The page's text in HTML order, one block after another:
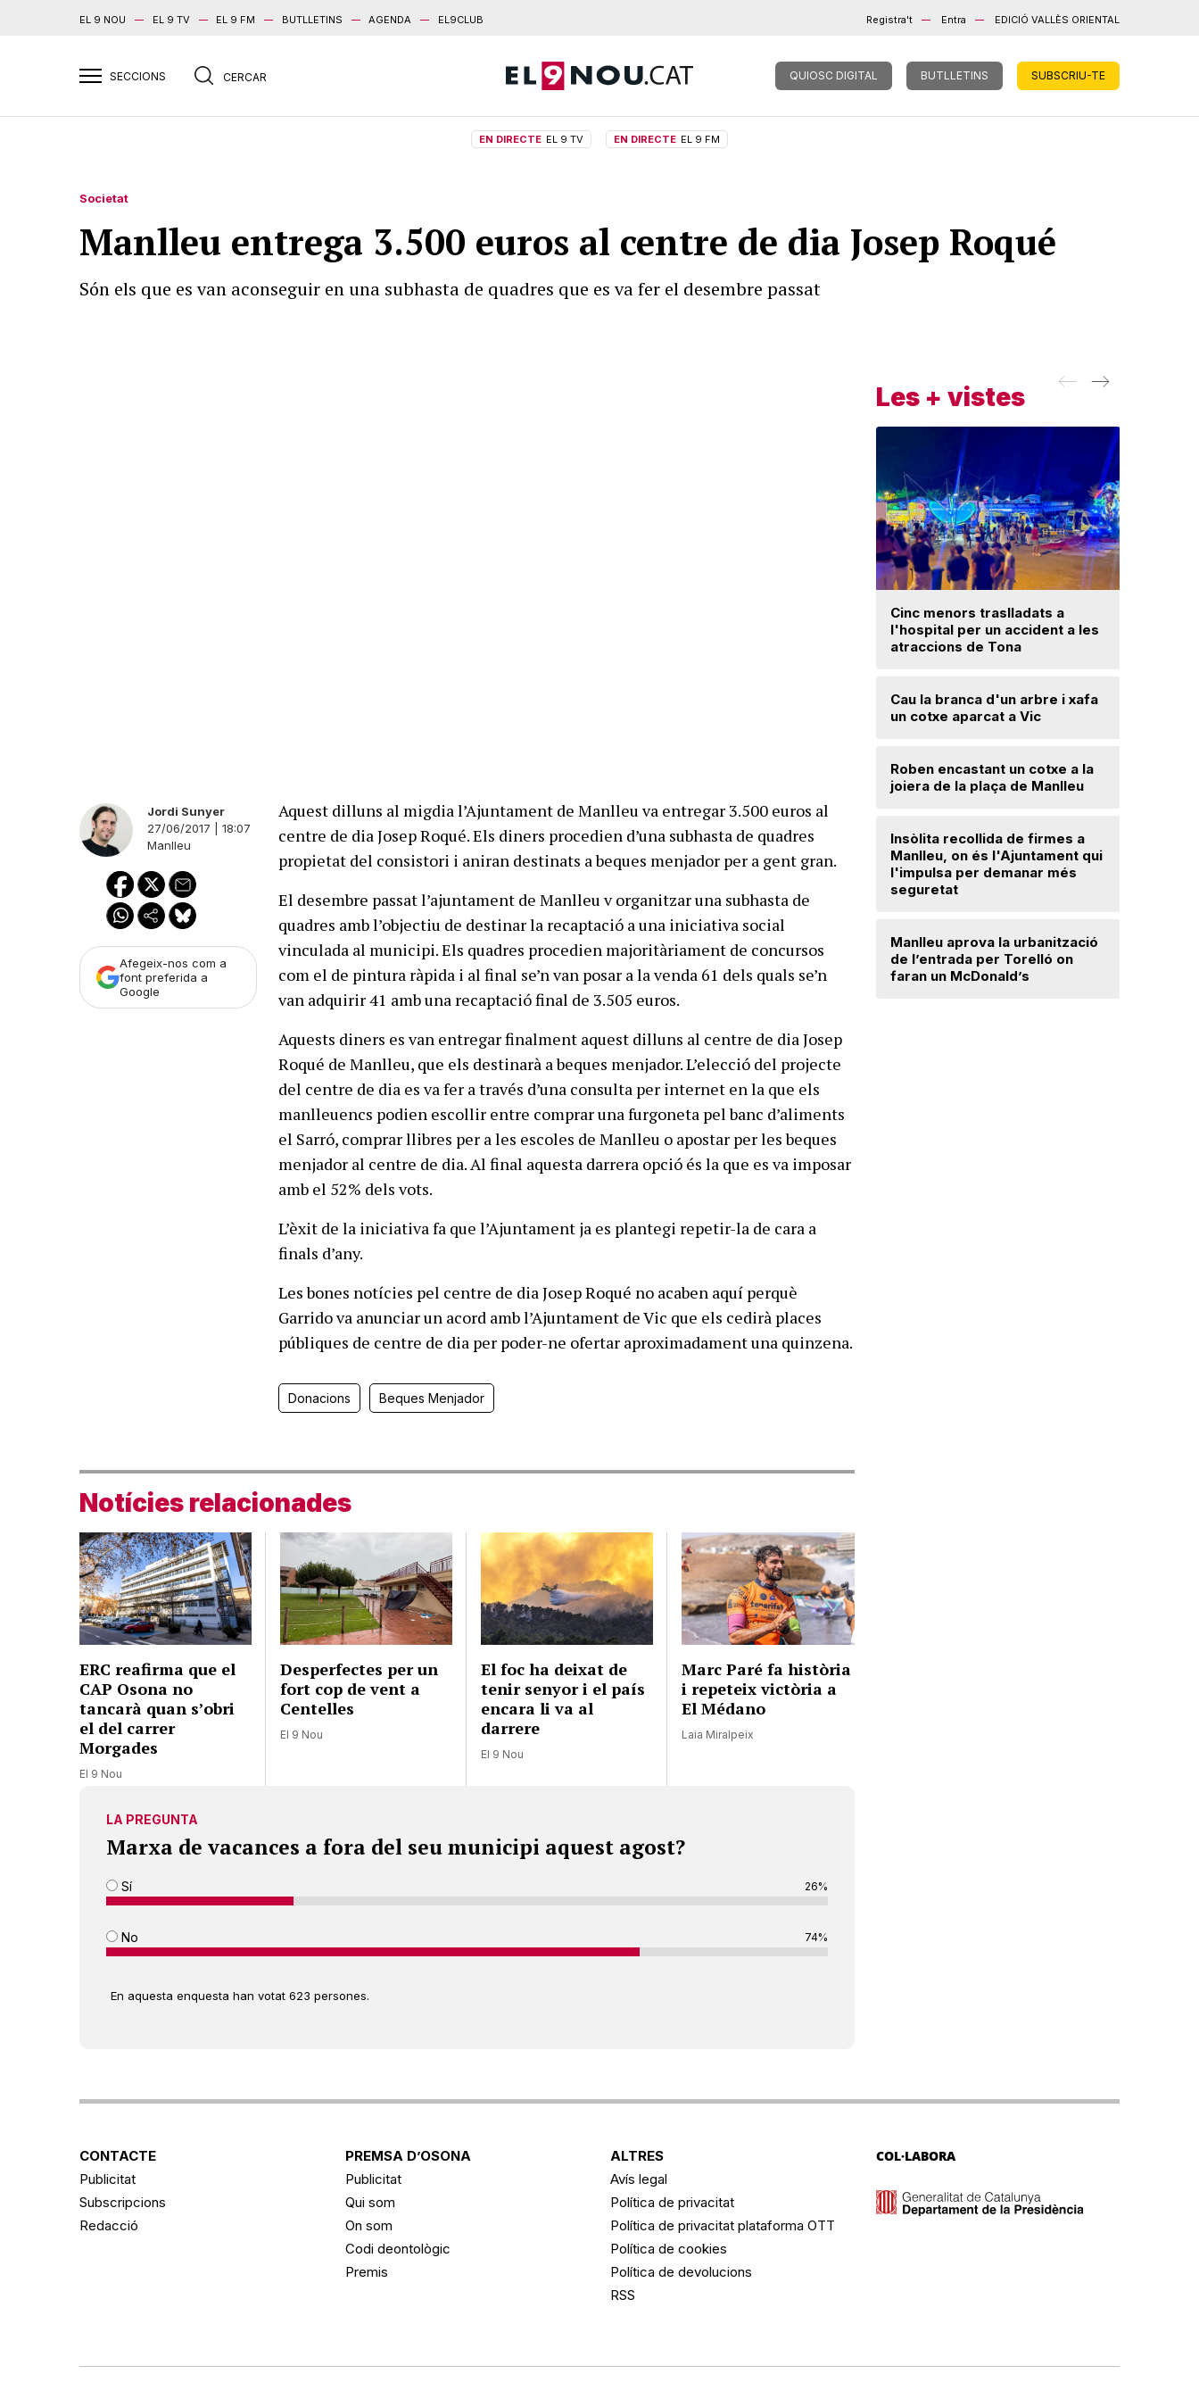
EL 9 NOU EL 9 TV EL 9 FM BUTLLETINS AGENDA EL9CLUB Registra't Entra EDICIÓ VALLÈS ORIENTAL
QUIOSC DIGITAL BUTLLETINS SUBSCRIU-TE
EN DIRECTE EL 9 TV EN DIRECTE EL 9 FM
Societat
Manlleu entrega 3.500 euros al centre de dia Josep Roqué
Són els que es van aconseguir en una subhasta de quadres que es va fer el desembre passat
Jordi Sunyer
27/06/2017 | 18:07
Manlleu
Afegeix-nos com a
font preferida a
Google
Aquest dilluns al migdia l’Ajuntament de Manlleu va entregar 3.500 euros al
centre de dia Josep Roqué. Els diners procedien d’una subhasta de quadres
propietat del consistori i aniran destinats a beques menjador per a gent gran.
El desembre passat l’ajuntament de Manlleu v organitzar una subhasta de
quadres amb l’objectiu de destinar la recaptació a una iniciativa social
vinculada al municipi. Els quadres procedien majoritàriament de concursos
com el de pintura ràpida i al final se’n van posar a la venda 61 dels quals se’n
van adquirir 41 amb una recaptació final de 3.505 euros.
Aquests diners es van entregar finalment aquest dilluns al centre de dia Josep
Roqué de Manlleu, que els destinarà a beques menjador. L’elecció del projecte
del centre de dia es va fer a través d’una consulta per internet en la que els
manlleuencs podien escollir entre comprar una furgoneta pel banc d’aliments
el Sarró, comprar llibres per a les escoles de Manlleu o apostar per les beques
menjador al centre de dia. Al final aquesta darrera opció és la que es va imposar
amb el 52% dels vots.
L’èxit de la iniciativa fa que l’Ajuntament ja es plantegi repetir-la de cara a
finals d’any.
Les bones notícies pel centre de dia Josep Roqué no acaben aquí perquè
Garrido va anunciar un acord amb l’Ajuntament de Vic que els cedirà places
públiques de centre de dia per poder-ne ofertar aproximadament una quinzena.
Donacions Beques Menjador
Notícies relacionades
ERC reafirma que el
CAP Osona no
tancarà quan s’obri
el del carrer
Morgades
El 9 Nou
Desperfectes per un
fort cop de vent a
Centelles
El 9 Nou
El foc ha deixat de
tenir senyor i el país
encara li va al
darrere
El 9 Nou
Marc Paré fa història
i repeteix victòria a
El Médano
Laia Miralpeix
LA PREGUNTA
Marxa de vacances a fora del seu municipi aquest agost?
Sí 26%
No 74%
En aquesta enquesta han votat 623 persones.
Les + vistes
Cinc menors traslladats a
l'hospital per un accident a les
atraccions de Tona
Cau la branca d'un arbre i xafa
un cotxe aparcat a Vic
Roben encastant un cotxe a la
joiera de la plaça de Manlleu
Insòlita recollida de firmes a
Manlleu, on és l'Ajuntament qui
l'impulsa per demanar més
seguretat
Manlleu aprova la urbanització
de l’entrada per Torelló on
faran un McDonald’s
CONTACTE
Publicitat
Subscripcions
Redacció
PREMSA D’OSONA
Publicitat
Qui som
On som
Codi deontològic
Premis
ALTRES
Avís legal
Política de privacitat
Política de privacitat plataforma OTT
Política de cookies
Política de devolucions
RSS
COL·LABORA